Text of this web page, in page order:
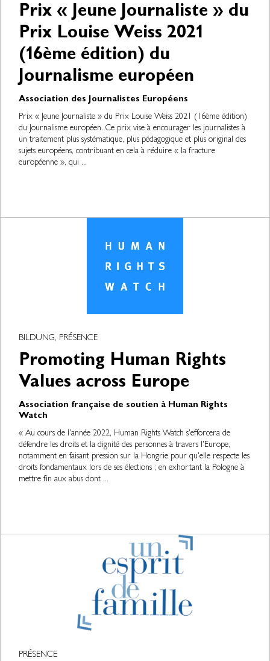
Prix « Jeune Journaliste » du
Prix Louise Weiss 2021
(16ème édition) du
Journalisme européen
Association des Journalistes Européens
Prix « Jeune Journaliste » du Prix Louise Weiss 2021 (16ème édition)
du Journalisme européen. Ce prix vise à encourager les journalistes à
un traitement plus systématique, plus pédagogique et plus original des
sujets européens, contribuant en cela à réduire « la fracture
européenne », qui ...
BILDUNG, PRÉSENCE
Promoting Human Rights
Values across Europe
Association française de soutien à Human Rights
Watch
« Au cours de l'année 2022, Human Rights Watch s'efforcera de
défendre les droits et la dignité des personnes à travers l'Europe,
notamment en faisant pression sur la Hongrie pour qu'elle respecte les
droits fondamentaux lors de ses élections ; en exhortant la Pologne à
mettre fin aux abus dont ...
PRÉSENCE